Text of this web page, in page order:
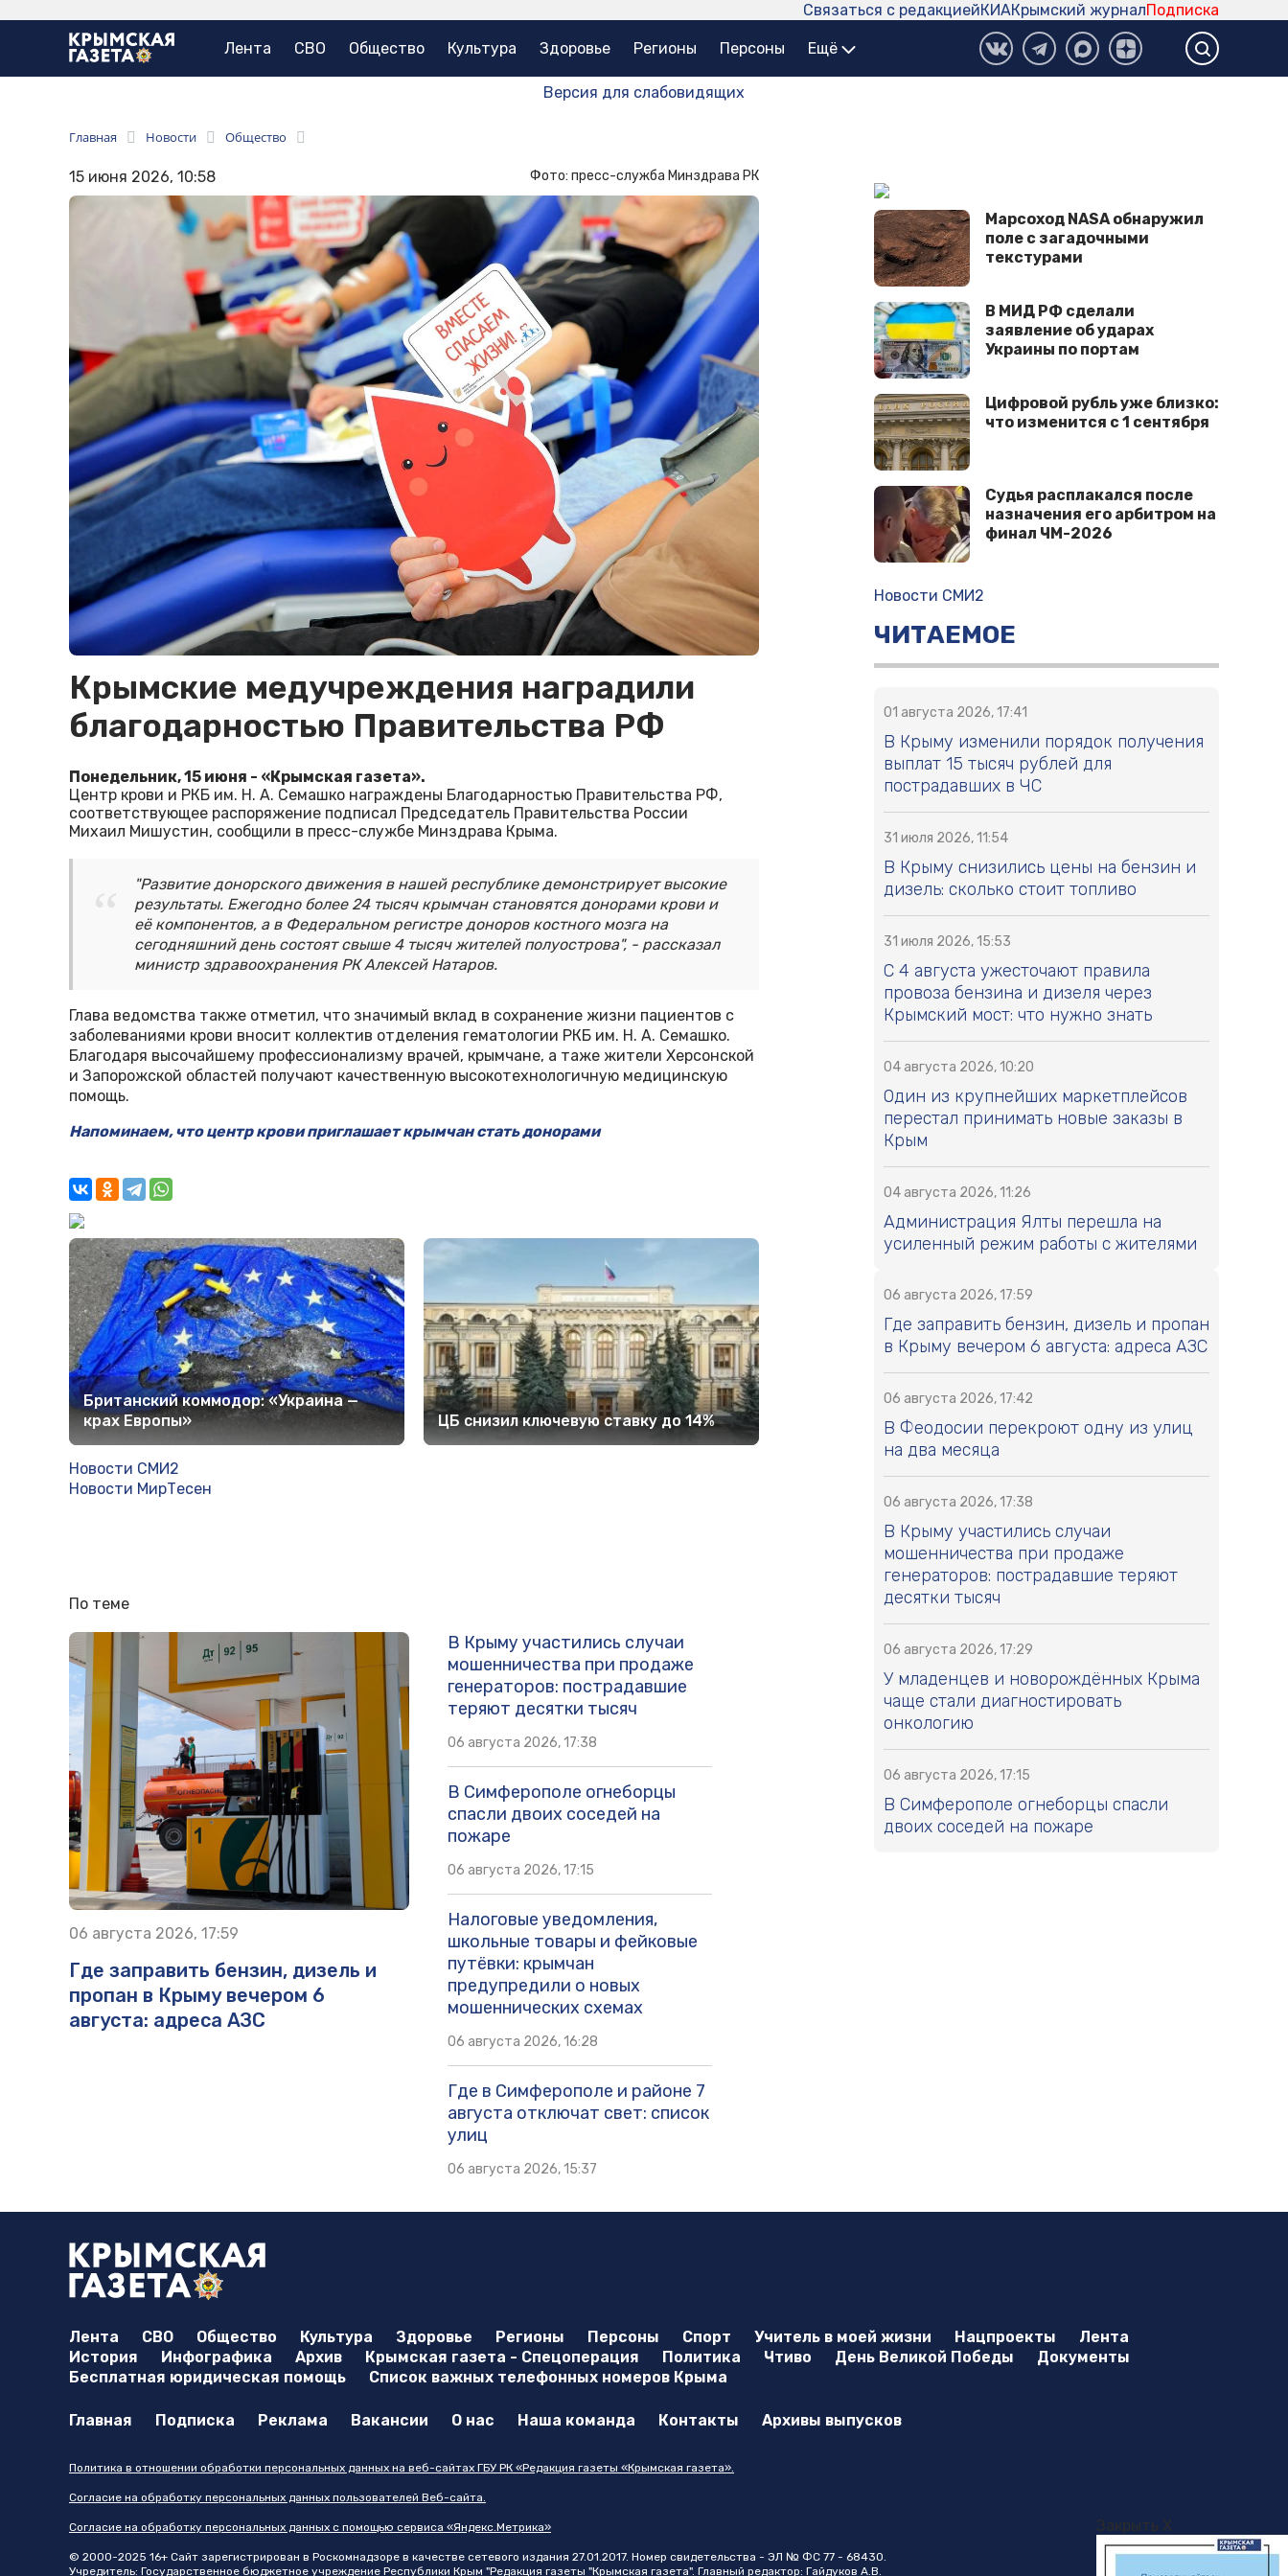
Подписка
Крымский журнал
КИА
Связаться с редакцией
Лента СВО Общество Культура Здоровье Регионы Персоны Ещё
Версия для слабовидящих
Главная Новости Общество
15 июня 2026, 10:58 Фото: пресс-служба Минздрава РК
Крымские медучреждения наградили
благодарностью Правительства РФ
Понедельник, 15 июня - «Крымская газета».
Центр крови и РКБ им. Н. А. Семашко награждены Благодарностью Правительства РФ,
соответствующее распоряжение подписал Председатель Правительства России
Михаил Мишустин, сообщили в пресс-службе Минздрава Крыма.
"Развитие донорского движения в нашей республике демонстрирует высокие
результаты. Ежегодно более 24 тысяч крымчан становятся донорами крови и
её компонентов, а в Федеральном регистре доноров костного мозга на
сегодняшний день состоят свыше 4 тысяч жителей полуострова", - рассказал
министр здравоохранения РК Алексей Натаров.
Глава ведомства также отметил, что значимый вклад в сохранение жизни пациентов с
заболеваниями крови вносит коллектив отделения гематологии РКБ им. Н. А. Семашко.
Благодаря высочайшему профессионализму врачей, крымчане, а таже жители Херсонской
и Запорожской областей получают качественную высокотехнологичную медицинскую
помощь.
Напоминаем, что центр крови приглашает крымчан стать донорами
Британский коммодор: «Украина —
крах Европы»
ЦБ снизил ключевую ставку до 14%
Новости СМИ2
Новости МирТесен
По теме
06 августа 2026, 17:59
Где заправить бензин, дизель и
пропан в Крыму вечером 6
августа: адреса АЗС
В Крыму участились случаи
мошенничества при продаже
генераторов: пострадавшие
теряют десятки тысяч
06 августа 2026, 17:38
В Симферополе огнеборцы
спасли двоих соседей на
пожаре
06 августа 2026, 17:15
Налоговые уведомления,
школьные товары и фейковые
путёвки: крымчан
предупредили о новых
мошеннических схемах
06 августа 2026, 16:28
Где в Симферополе и районе 7
августа отключат свет: список
улиц
06 августа 2026, 15:37
Марсоход NASA обнаружил
поле с загадочными
текстурами
В МИД РФ сделали
заявление об ударах
Украины по портам
Цифровой рубль уже близко:
что изменится с 1 сентября
Судья расплакался после
назначения его арбитром на
финал ЧМ-2026
Новости СМИ2
ЧИТАЕМОЕ
01 августа 2026, 17:41
В Крыму изменили порядок получения
выплат 15 тысяч рублей для
пострадавших в ЧС
31 июля 2026, 11:54
В Крыму снизились цены на бензин и
дизель: сколько стоит топливо
31 июля 2026, 15:53
С 4 августа ужесточают правила
провоза бензина и дизеля через
Крымский мост: что нужно знать
04 августа 2026, 10:20
Один из крупнейших маркетплейсов
перестал принимать новые заказы в
Крым
04 августа 2026, 11:26
Администрация Ялты перешла на
усиленный режим работы с жителями
06 августа 2026, 17:59
Где заправить бензин, дизель и пропан
в Крыму вечером 6 августа: адреса АЗС
06 августа 2026, 17:42
В Феодосии перекроют одну из улиц
на два месяца
06 августа 2026, 17:38
В Крыму участились случаи
мошенничества при продаже
генераторов: пострадавшие теряют
десятки тысяч
06 августа 2026, 17:29
У младенцев и новорождённых Крыма
чаще стали диагностировать
онкологию
06 августа 2026, 17:15
В Симферополе огнеборцы спасли
двоих соседей на пожаре
Закрыть X
Лента СВО Общество Культура Здоровье Регионы Персоны Спорт Учитель в моей жизни Нацпроекты
Лента
История
Инфографика Архив Крымская газета - Спецоперация Политика Чтиво День Великой Победы
Документы
Бесплатная юридическая помощь
Список важных телефонных номеров Крыма
Главная Подписка Реклама Вакансии О нас Наша команда Контакты Архивы выпусков
Политика в отношении обработки персональных данных на веб-сайтах ГБУ РК «Редакция газеты «Крымская газета».
Согласие на обработку персональных данных пользователей Веб-сайта.
Согласие на обработку персональных данных с помощью сервиса «Яндекс.Метрика»
© 2000-2025 16+ Сайт зарегистрирован в Роскомнадзоре в качестве сетевого издания 27.01.2017. Номер свидетельства - ЭЛ № ФС 77 - 68430.
Учредитель: Государственное бюджетное учреждение Республики Крым "Редакция газеты "Крымская газета". Главный редактор: Гайдуков А.В.